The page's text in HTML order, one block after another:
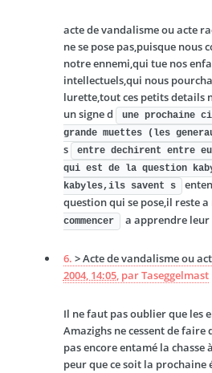
acte de vandalisme ou acte
ne se pose pas,puisque nous
notre ennemi,qui tue nos
intellectuels,qui nous
lurette,tout ces petits details
un signe d
une prochaine
grande muettes (les
s
entre dechirent entre
qui est de la question
kabyles,ils savent s
question qui se pose,il reste
commencer
a apprendre leur
6. > Acte de vandalisme ou
2004, 14:05, parTaseggelmast
Il ne faut pas oublier que les
Amazighs ne cessent de faire
pas encore entamé la chasse
peur que ce soit la prochaine